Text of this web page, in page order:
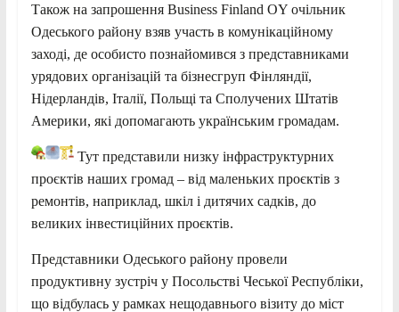
Також на запрошення Business Finland OY очільник
Одеського району взяв участь в комунікаційному
заході, де особисто познайомився з представниками
урядових організацій та бізнесгруп Фінляндії,
Нідерландів, Італії, Польщі та Сполучених Штатів
Америки, які допомагають українським громадам.
Тут представили низку інфраструктурних
проєктів наших громад – від маленьких проєктів з
ремонтів, наприклад, шкіл і дитячих садків, до
великих інвестиційних проєктів.
Представники Одеського району провели
продуктивну зустріч у Посольстві Чеської Республіки,
що відбулась у рамках нещодавнього візиту до міст